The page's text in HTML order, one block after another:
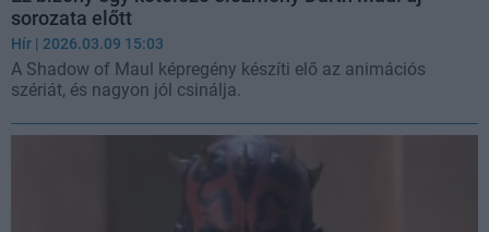
sorozata előtt
Hír | 2026.03.09 15:03
A Shadow of Maul képregény készíti elő az animációs
szériát, és nagyon jól csinálja.